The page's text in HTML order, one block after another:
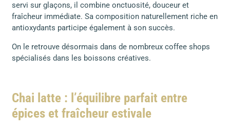
servi sur glaçons, il combine onctuosité, douceur et
fraîcheur immédiate. Sa composition naturellement riche en
antioxydants participe également à son succès.
On le retrouve désormais dans de nombreux coffee shops
spécialisés dans les boissons créatives.
Chai latte : l’équilibre parfait entre
épices et fraîcheur estivale